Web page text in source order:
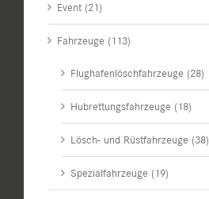
Event (21)
Fahrzeuge (113)
Flughafenlöschfahrzeuge (28)
Hubrettungsfahrzeuge (18)
Lösch- und Rüstfahrzeuge (38)
Spezialfahrzeuge (19)